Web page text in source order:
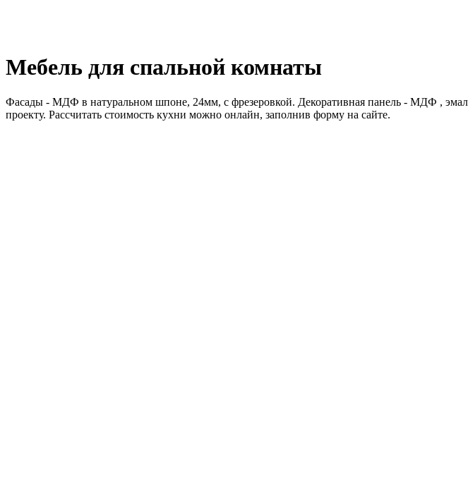
Мебель для спальной комнаты
Фасады - МДФ в натуральном шпоне, 24мм, с фрезеровкой. Декоративная панель - МДФ ,
проекту. Рассчитать стоимость кухни можно онлайн, заполнив форму на сайте.